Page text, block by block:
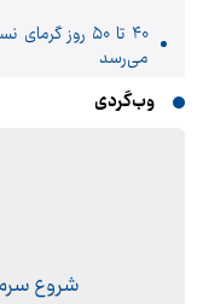
می‌رسد
وب‌گردی
شروع